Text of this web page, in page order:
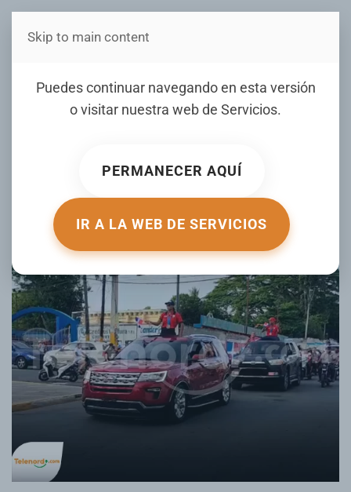
Estás en Telenord Medios
Puedes continuar navegando en esta versión
o visitar nuestra web de Servicios.
PERMANECER AQUÍ
IR A LA WEB DE SERVICIOS
Skip to main content
Caravana de recibimiento para la
PUBLICADO EN